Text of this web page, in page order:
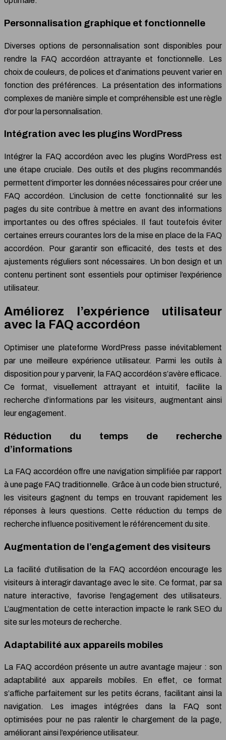
Personnalisation graphique et fonctionnelle
Diverses options de personnalisation sont disponibles pour
rendre la FAQ accordéon attrayante et fonctionnelle. Les
choix de couleurs, de polices et d’animations peuvent varier en
fonction des préférences. La présentation des informations
complexes de manière simple et compréhensible est une règle
d’or pour la personnalisation.
Intégration avec les plugins WordPress
Intégrer la FAQ accordéon avec les plugins WordPress est
une étape cruciale. Des outils et des plugins recommandés
permettent d’importer les données nécessaires pour créer une
FAQ accordéon. L’inclusion de cette fonctionnalité sur les
pages du site contribue à mettre en avant des informations
importantes ou des offres spéciales. Il faut toutefois éviter
certaines erreurs courantes lors de la mise en place de la FAQ
accordéon. Pour garantir son efficacité, des tests et des
ajustements réguliers sont nécessaires. Un bon design et un
contenu pertinent sont essentiels pour optimiser l’expérience
utilisateur.
Améliorez l’expérience utilisateur
avec la FAQ accordéon
Optimiser une plateforme WordPress passe inévitablement
par une meilleure expérience utilisateur. Parmi les outils à
disposition pour y parvenir, la FAQ accordéon s’avère efficace.
Ce format, visuellement attrayant et intuitif, facilite la
recherche d’informations par les visiteurs, augmentant ainsi
leur engagement.
Réduction du temps de recherche
d’informations
La FAQ accordéon offre une navigation simplifiée par rapport
à une page FAQ traditionnelle. Grâce à un code bien structuré,
les visiteurs gagnent du temps en trouvant rapidement les
réponses à leurs questions. Cette réduction du temps de
recherche influence positivement le référencement du site.
Augmentation de l’engagement des visiteurs
La facilité d’utilisation de la FAQ accordéon encourage les
visiteurs à interagir davantage avec le site. Ce format, par sa
nature interactive, favorise l’engagement des utilisateurs.
L’augmentation de cette interaction impacte le rank SEO du
site sur les moteurs de recherche.
Adaptabilité aux appareils mobiles
La FAQ accordéon présente un autre avantage majeur : son
adaptabilité aux appareils mobiles. En effet, ce format
s’affiche parfaitement sur les petits écrans, facilitant ainsi la
navigation. Les images intégrées dans la FAQ sont
optimisées pour ne pas ralentir le chargement de la page,
améliorant ainsi l’expérience utilisateur.